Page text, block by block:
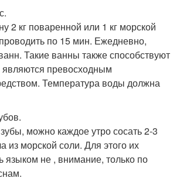
2 кг поваренной или 1 кг морской
по 15 мин. Ежедневно,
Такие ванны также способствуют
превосходным
Температура воды должна
можно каждое утро сосать 2-3
из морской соли. Для этого их
языком не , внимание, только по